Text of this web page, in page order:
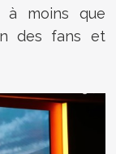
à moins que
des fans et